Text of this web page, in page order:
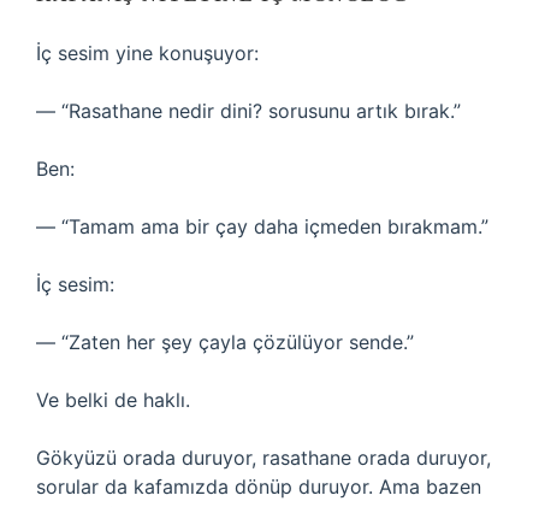
İç sesim yine konuşuyor:
— “Rasathane nedir dini? sorusunu artık bırak.”
Ben:
— “Tamam ama bir çay daha içmeden bırakmam.”
İç sesim:
— “Zaten her şey çayla çözülüyor sende.”
Ve belki de haklı.
Gökyüzü orada duruyor, rasathane orada duruyor,
sorular da kafamızda dönüp duruyor. Ama bazen